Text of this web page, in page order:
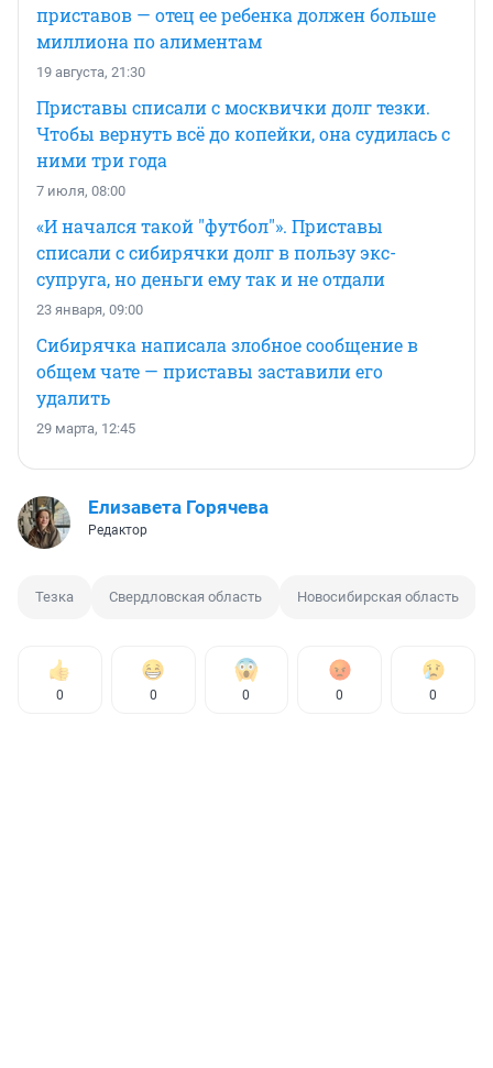
приставов — отец ее ребенка должен больше
миллиона по алиментам
19 августа, 21:30
Приставы списали с москвички долг тезки.
Чтобы вернуть всё до копейки, она судилась с
ними три года
7 июля, 08:00
«И начался такой "футбол"». Приставы
списали с сибирячки долг в пользу экс-
супруга, но деньги ему так и не отдали
23 января, 09:00
Сибирячка написала злобное сообщение в
общем чате — приставы заставили его
удалить
29 марта, 12:45
Елизавета Горячева
Редактор
Тезка Свердловская область Новосибирская область
0 0 0 0 0